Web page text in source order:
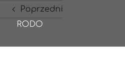
RODO
Poprzedni